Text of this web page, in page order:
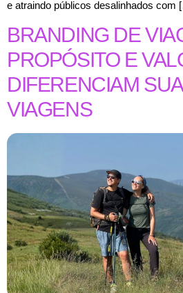
e atraindo públicos desalinhados com
BRANDING DE
PROPÓSITO E
DIFERENCIAM
VIAGENS